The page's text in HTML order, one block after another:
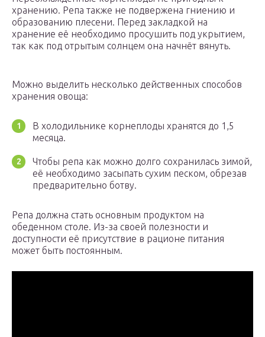
хранению. Репа также не подвержена гниению и
образованию плесени. Перед закладкой на
хранение её необходимо просушить под укрытием,
так как под отрытым солнцем она начнёт вянуть.
Можно выделить несколько действенных способов
хранения овоща:
В холодильнике корнеплоды хранятся до 1,5
месяца.
Чтобы репа как можно долго сохранилась зимой,
её необходимо засыпать сухим песком, обрезав
предварительно ботву.
Репа должна стать основным продуктом на
обеденном столе. Из-за своей полезности и
доступности её присутствие в рационе питания
может быть постоянным.